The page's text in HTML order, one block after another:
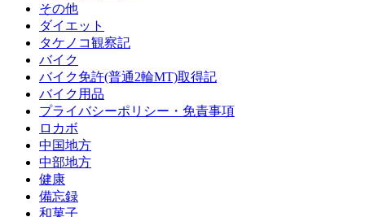
その他
ダイエット
タケノコ観察記
バイク
バイク免許(普通2輪MT)取得記
バイク用品
プライバシーポリシー・免責事項
ロカボ
中国地方
中部地方
健康
備忘録
和菓子